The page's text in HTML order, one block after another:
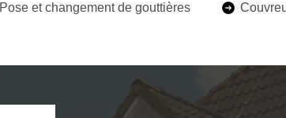
Pose et changement de gouttières